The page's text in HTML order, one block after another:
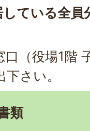
ている全員
（役場1階
さい。
類